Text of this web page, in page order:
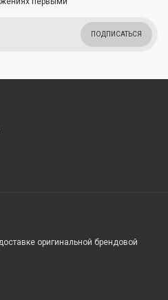
ПОДПИСАТЬСЯ
оригинальной брендовой